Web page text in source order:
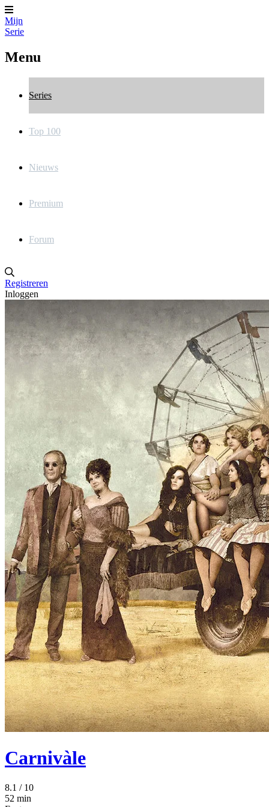
Mijn
Serie
Menu
Series
Top 100
Nieuws
Premium
Forum
Registreren
Inloggen
Carnivàle
8.1 / 10
52 min